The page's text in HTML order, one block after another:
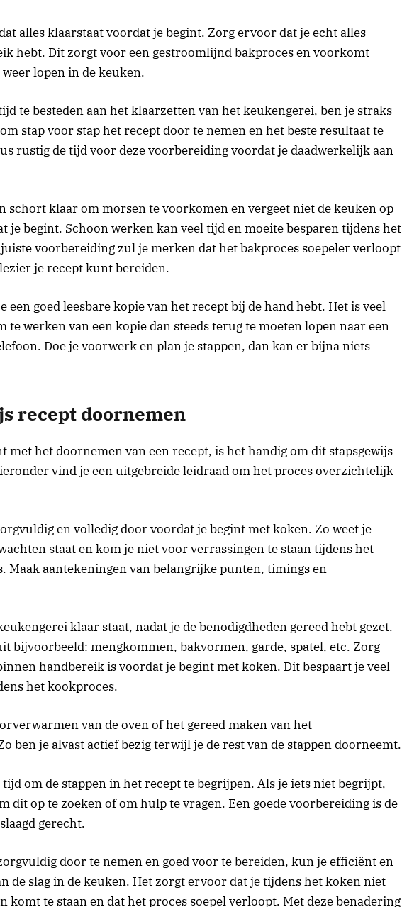
alles klaarstaat voordat je begint. Zorg ervoor dat je echt alles
hebt. Dit zorgt voor een gestroomlijnd bakproces en voorkomt
lopen in de keuken.
te besteden aan het klaarzetten van het keukengerei, ben je straks
stap voor stap het recept door te nemen en het beste resultaat te
rustig de tijd voor deze voorbereiding voordat je daadwerkelijk aan
schort klaar om morsen te voorkomen en vergeet niet de keuken op
je begint. Schoon werken kan veel tijd en moeite besparen tijdens het
voorbereiding zul je merken dat het bakproces soepeler verloopt
je recept kunt bereiden.
een goed leesbare kopie van het recept bij de hand hebt. Het is veel
te werken van een kopie dan steeds terug te moeten lopen naar een
Doe je voorwerk en plan je stappen, dan kan er bijna niets
recept doornemen
met het doornemen van een recept, is het handig om dit stapsgewijs
vind je een uitgebreide leidraad om het proces overzichtelijk
en volledig door voordat je begint met koken. Zo weet je
staat en kom je niet voor verrassingen te staan tijdens het
Maak aantekeningen van belangrijke punten, timings en
klaar staat, nadat je de benodigdheden gereed hebt gezet.
bijvoorbeeld: mengkommen, bakvormen, garde, spatel, etc. Zorg
handbereik is voordat je begint met koken. Dit bespaart je veel
het kookproces.
van de oven of het gereed maken van het
ben je alvast actief bezig terwijl je de rest van de stappen doorneemt.
tijd om de stappen in het recept te begrijpen. Als je iets niet begrijpt,
dit op te zoeken of om hulp te vragen. Een goede voorbereiding is de
gerecht.
door te nemen en goed voor te bereiden, kun je efficiënt en
de slag in de keuken. Het zorgt ervoor dat je tijdens het koken niet
komt te staan en dat het proces soepel verloopt. Met deze benadering